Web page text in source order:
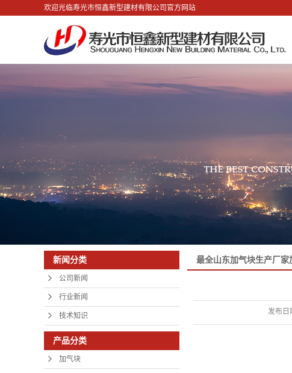
欢迎光临寿光市恒鑫新型建材有限公司官方网站
新闻分类
公司新闻
行业新闻
技术知识
产品分类
加气块
最全山东加气块生产厂
发布日